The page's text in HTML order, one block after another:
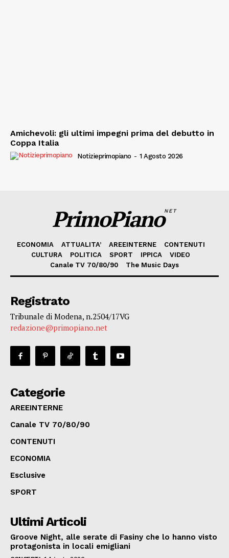
Amichevoli: gli ultimi impegni prima del debutto in
Coppa Italia
Notizieprimopiano - 1 Agosto 2026
PrimoPianoNET
ECONOMIA ATTUALITA’ AREEINTERNE
CONTENUTI
CULTURA
POLITICA SPORT IPPICA
VIDEO
Canale TV 70/80/90
The Music Days
Registrato
Tribunale di Modena, n.2504/17VG
redazione@primopiano.net
Categorie
AREEINTERNE
Canale TV 70/80/90
CONTENUTI
ECONOMIA
Esclusive
SPORT
Ultimi Articoli
Groove Night, alle serate di Fasiny che lo hanno visto
protagonista in locali emigliani